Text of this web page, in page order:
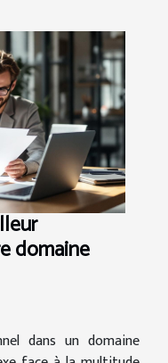
domaine
dans un domaine